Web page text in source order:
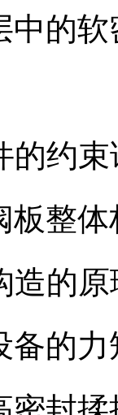
中的
约束
板整
的原
备的